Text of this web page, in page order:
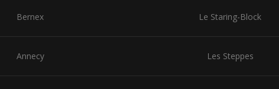
Bernex Le Staring-Block
Annecy Les Steppes